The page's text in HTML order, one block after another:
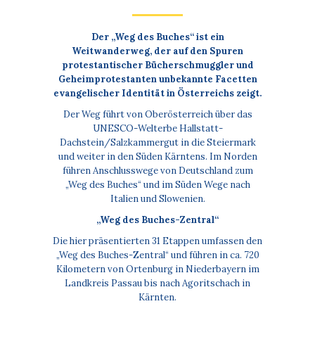
Der „Weg des Buches“ ist ein
Weitwanderweg, der auf den Spuren
protestantischer Bücherschmuggler und
Geheimprotestanten unbekannte Facetten
evangelischer Identität in Österreichs zeigt.
Der Weg führt von Oberösterreich über das
UNESCO-Welterbe Hallstatt-
Dachstein/Salzkammergut in die Steiermark
und weiter in den Süden Kärntens. Im Norden
führen Anschlusswege von Deutschland zum
„Weg des Buches“ und im Süden Wege nach
Italien und Slowenien.
„Weg des Buches-Zentral“
Die hier präsentierten 31 Etappen umfassen den
„Weg des Buches-Zentral“ und führen in ca. 720
Kilometern von Ortenburg in Niederbayern im
Landkreis Passau bis nach Agoritschach in
Kärnten.